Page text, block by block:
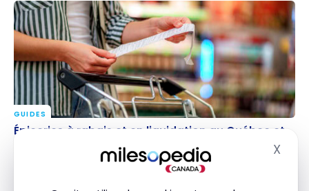
X
Épiceries à rabais et en liquidation au Québec et au
GUIDES
Épiceries à rabais et en liquidation au Québec et